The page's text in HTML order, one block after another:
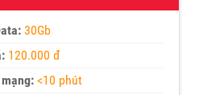
30Gb
120.000 đ
<10 phút